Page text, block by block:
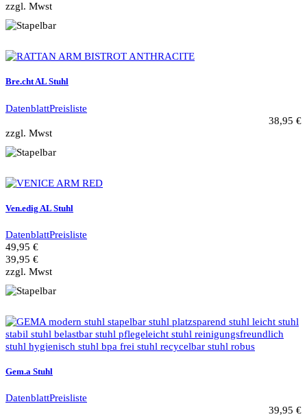
zzgl. Mwst
Bre.cht AL Stuhl
DatenblattPreisliste
38,95 €
zzgl. Mwst
Ven.edig AL Stuhl
DatenblattPreisliste
49,95 €
39,95 €
zzgl. Mwst
Gem.a Stuhl
DatenblattPreisliste
39,95 €